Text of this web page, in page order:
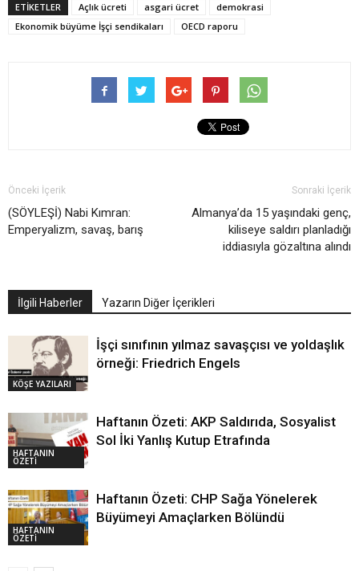
ETIKETLER Açlık ücreti asgari ücret
demokrasi
Ekonomik büyüme İşçi sendikaları
OECD raporu
Önceki İçerik
(SÖYLEŞİ) Nabi Kımran:
Emperyalizm, savaş, barış
Sonraki İçerik
Almanya’da 15 yaşındaki genç,
kiliseye saldırı planladığı
iddiasıyla gözaltına alındı
İlgili Haberler Yazarın Diğer İçerikleri
KÖŞE YAZILARI
İşçi sınıfının yılmaz savaşçısı ve yoldaşlık
örneği: Friedrich Engels
HAFTANIN
ÖZETİ
Haftanın Özeti: AKP Saldırıda, Sosyalist
Sol İki Yanlış Kutup Etrafında
HAFTANIN
ÖZETİ
Haftanın Özeti: CHP Sağa Yönelerek
Büyümeyi Amaçlarken Bölündü